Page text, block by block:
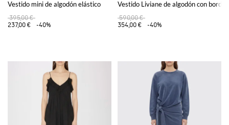
Vestido mini de algodón elástico
395,00 €
237,00 €
-40%
Vestido Liviane de algodón con
590,00 €
354,00 €
-40%